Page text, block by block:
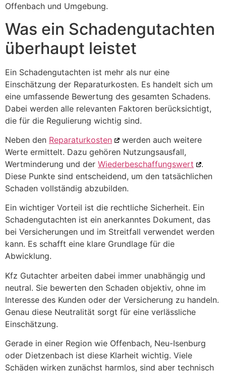
Offenbach und Umgebung.
Was ein Schadengutachten
überhaupt leistet
Ein Schadengutachten ist mehr als nur eine
Einschätzung der Reparaturkosten. Es handelt sich um
eine umfassende Bewertung des gesamten Schadens.
Dabei werden alle relevanten Faktoren berücksichtigt,
die für die Regulierung wichtig sind.
Neben den Reparaturkosten
werden auch weitere
Werte ermittelt. Dazu gehören Nutzungsausfall,
Wertminderung und der Wiederbeschaffungswert
.
Diese Punkte sind entscheidend, um den tatsächlichen
Schaden vollständig abzubilden.
Ein wichtiger Vorteil ist die rechtliche Sicherheit. Ein
Schadengutachten ist ein anerkanntes Dokument, das
bei Versicherungen und im Streitfall verwendet werden
kann. Es schafft eine klare Grundlage für die
Abwicklung.
Kfz Gutachter arbeiten dabei immer unabhängig und
neutral. Sie bewerten den Schaden objektiv, ohne im
Interesse des Kunden oder der Versicherung zu handeln.
Genau diese Neutralität sorgt für eine verlässliche
Einschätzung.
Gerade in einer Region wie Offenbach, Neu-Isenburg
oder Dietzenbach ist diese Klarheit wichtig. Viele
Schäden wirken zunächst harmlos, sind aber technisch